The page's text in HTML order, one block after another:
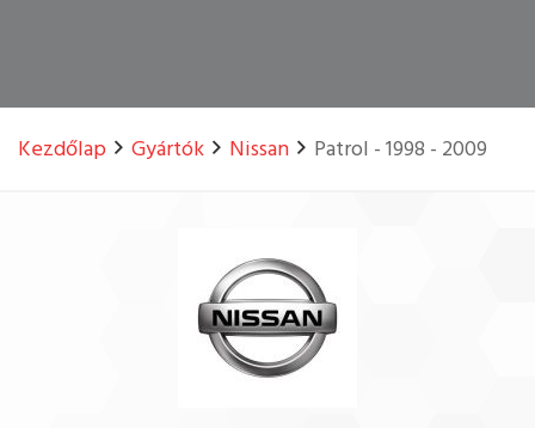
Kezdőlap Gyártók Nissan Patrol - 1998 - 2009